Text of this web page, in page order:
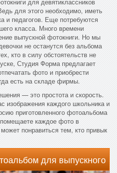
для этого необходимо, иметь
и педагогов. Еще потребуются
класса. Много времени
выпускной фотокниги. Но мы
не останутся без альбома
кто в силу обстоятельств не
Студия Форма предлагает
фото и приобрести
есть на складе фирмы.
— это простота и скорость.
изображения каждого школьника и
приготовленного фотоальбома
каждое фото в
понравиться тем, кто привык
для выпускного